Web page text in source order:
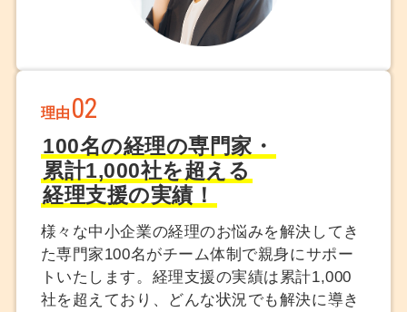
理由 02
100名の経理の専門家・
累計1,000社を超える
経理支援の実績！
様々な中小企業の経理のお悩みを解決してき
た専門家100名がチーム体制で親身にサポー
トいたします。経理支援の実績は累計1,000
社を超えており、どんな状況でも解決に導き